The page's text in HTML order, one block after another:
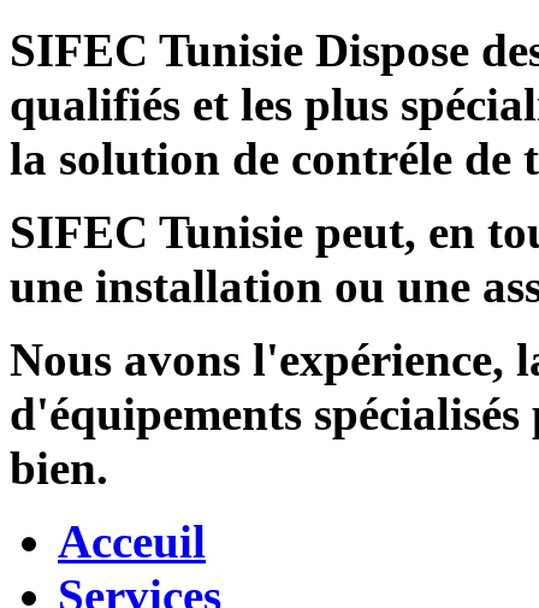
SIFEC Tunisie Dispose
qualifiés et les plus
la solution de contréle de
SIFEC Tunisie peut, en
une installation ou une
Nous avons l'expérience,
d'équipements
bien.
Acceuil
Services